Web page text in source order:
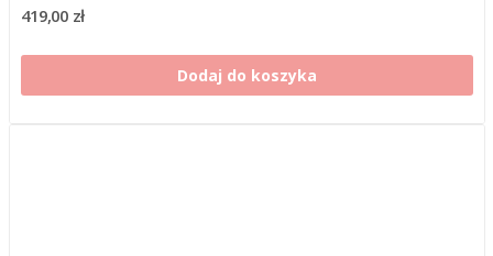
419,00 zł
Dodaj do koszyka